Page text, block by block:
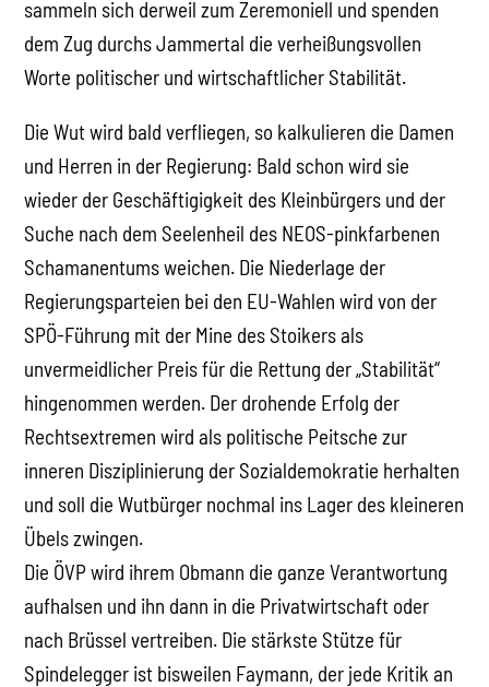
sammeln sich derweil zum Zeremoniell und spenden
dem Zug durchs Jammertal die verheißungsvollen
Worte politischer und wirtschaftlicher Stabilität.
Die Wut wird bald verfliegen, so kalkulieren die Damen
und Herren in der Regierung: Bald schon wird sie
wieder der Geschäftigigkeit des Kleinbürgers und der
Suche nach dem Seelenheil des NEOS-pinkfarbenen
Schamanentums weichen. Die Niederlage der
Regierungsparteien bei den EU-Wahlen wird von der
SPÖ-Führung mit der Mine des Stoikers als
unvermeidlicher Preis für die Rettung der „Stabilität“
hingenommen werden. Der drohende Erfolg der
Rechtsextremen wird als politische Peitsche zur
inneren Disziplinierung der Sozialdemokratie herhalten
und soll die Wutbürger nochmal ins Lager des kleineren
Übels zwingen.
Die ÖVP wird ihrem Obmann die ganze Verantwortung
aufhalsen und ihn dann in die Privatwirtschaft oder
nach Brüssel vertreiben. Die stärkste Stütze für
Spindelegger ist bisweilen Faymann, der jede Kritik an